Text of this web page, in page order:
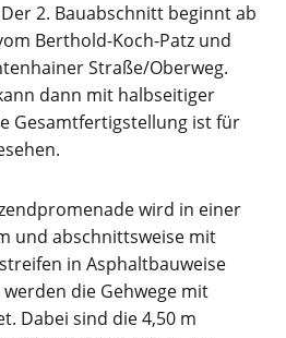
2. Bauabschnitt beginnt ab
Berthold-Koch-Patz und
Straße/Oberweg.
dann mit halbseitiger
Gesamtfertigstellung ist für
wird in einer
und abschnittsweise mit
in Asphaltbauweise
die Gehwege mit
Dabei sind die 4,50 m